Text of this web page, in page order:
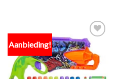
Aanbieding!
Toevoegen
aan
verlanglijst